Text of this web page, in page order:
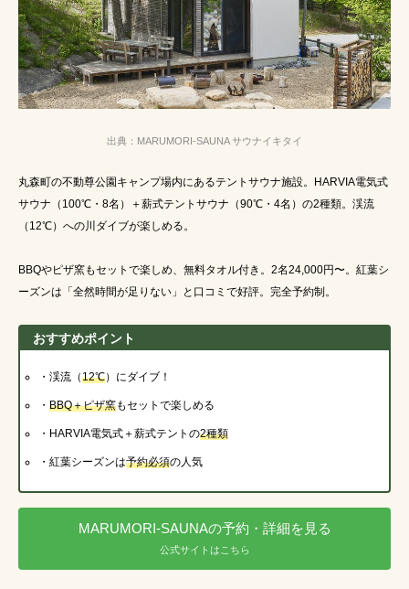
出典：MARUMORI-SAUNA サウナイキタイ
丸森町の不動尊公園キャンプ場内にあるテントサウナ施設。HARVIA電気式
サウナ（100℃・8名）＋薪式テントサウナ（90℃・4名）の2種類。渓流
（12℃）への川ダイブが楽しめる。
BBQやピザ窯もセットで楽しめ、無料タオル付き。2名24,000円〜。紅葉シ
ーズンは「全然時間が足りない」と口コミで好評。完全予約制。
おすすめポイント
・渓流（12℃）にダイブ！
・ BBQ＋ピザ窯もセットで楽しめる
・HARVIA電気式＋薪式テントの2種類
・紅葉シーズンは予約必須の人気
MARUMORI-SAUNAの予約・詳細を見る
公式サイトはこちら